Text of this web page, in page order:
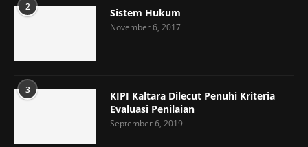
2 Sistem Hukum
November 6, 2017
3
KIPI Kaltara Dilecut Penuhi Kriteria
Evaluasi Penilaian
September 6, 2019